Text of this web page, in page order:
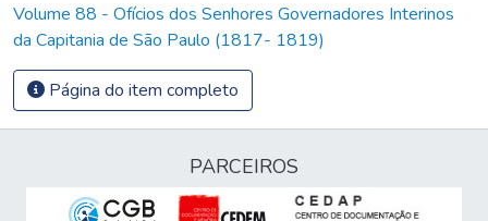
Volume 88 - Ofícios dos Senhores Governadores Interinos
da Capitania de São Paulo (1817- 1819)
Página do item completo
PARCEIROS